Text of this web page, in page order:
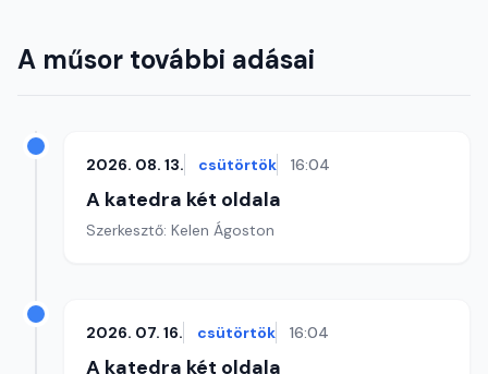
A műsor további adásai
2026. 08. 13. csütörtök 16:04
A katedra két oldala
Szerkesztő: Kelen Ágoston
2026. 07. 16. csütörtök 16:04
A katedra két oldala